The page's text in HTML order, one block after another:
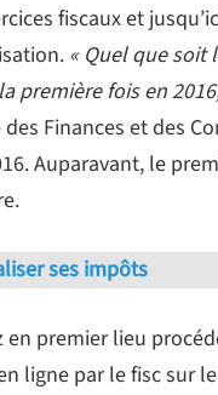
fiscaux et
« Quel que
première fois en
Finances et des
Auparavant, le
ses impôts
en premier lieu
ligne par le fisc sur